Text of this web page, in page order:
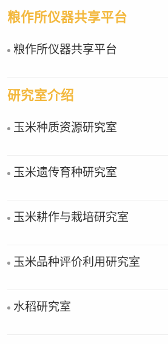
粮作所仪器共享平台
粮作所仪器共享平台
研究室介绍
玉米种质资源研究室
玉米遗传育种研究室
玉米耕作与栽培研究室
玉米品种评价利用研究室
水稻研究室